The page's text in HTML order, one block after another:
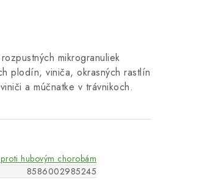
mikrogranuliek
plodín, viniča, okrasných rastlín
a múčnatke v trávnikoch.
hubovým chorobám
8586002985245